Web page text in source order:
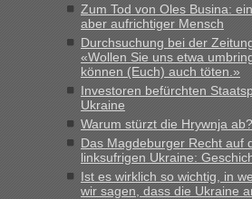
Zum Tod von Oles Busina:
aber aufrichtiger Mensch
Durchsuchung bei der
«Wollen Sie uns etwa
können (Euch) auch töten.»
Investoren befürchten
Ukraine
Warum stürzt die Hrywnja ab?
Das Magdeburger Recht auf
linksufrigen Ukraine:
Ist es wirklich so wichtig, in
wir sagen, dass die Ukraine